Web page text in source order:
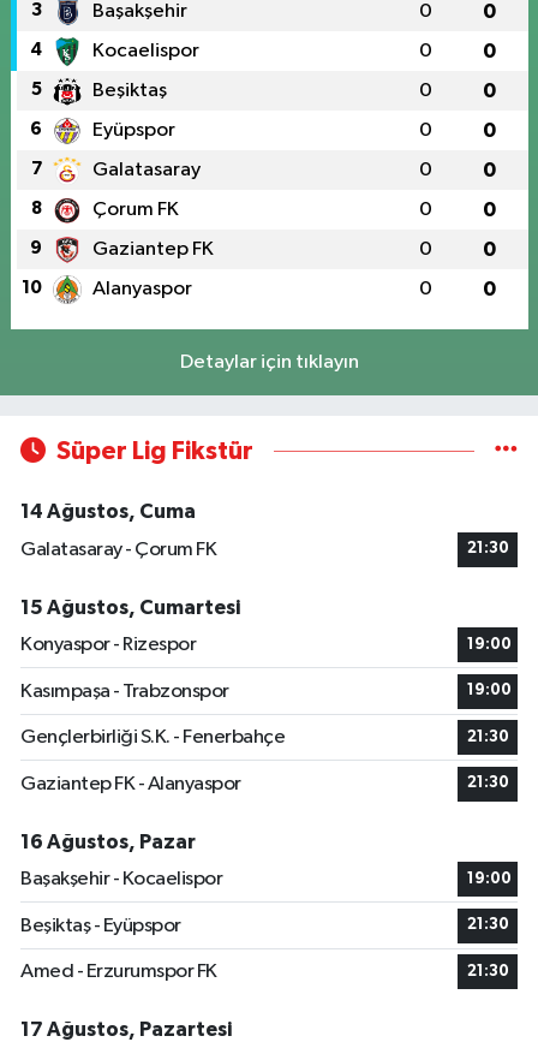
3 Başakşehir 0 0
4 Kocaelispor 0 0
5 Beşiktaş 0 0
6 Eyüpspor 0 0
7 Galatasaray 0 0
8 Çorum FK 0 0
9 Gaziantep FK 0 0
10 Alanyaspor 0 0
Detaylar için tıklayın
Süper Lig Fikstür
14 Ağustos, Cuma
Galatasaray - Çorum FK
21:30
15 Ağustos, Cumartesi
Konyaspor - Rizespor
19:00
Kasımpaşa - Trabzonspor 19:00
Gençlerbirliği S.K. - Fenerbahçe 21:30
Gaziantep FK - Alanyaspor 21:30
16 Ağustos, Pazar
Başakşehir - Kocaelispor
19:00
Beşiktaş - Eyüpspor 21:30
Amed - Erzurumspor FK 21:30
17 Ağustos, Pazartesi